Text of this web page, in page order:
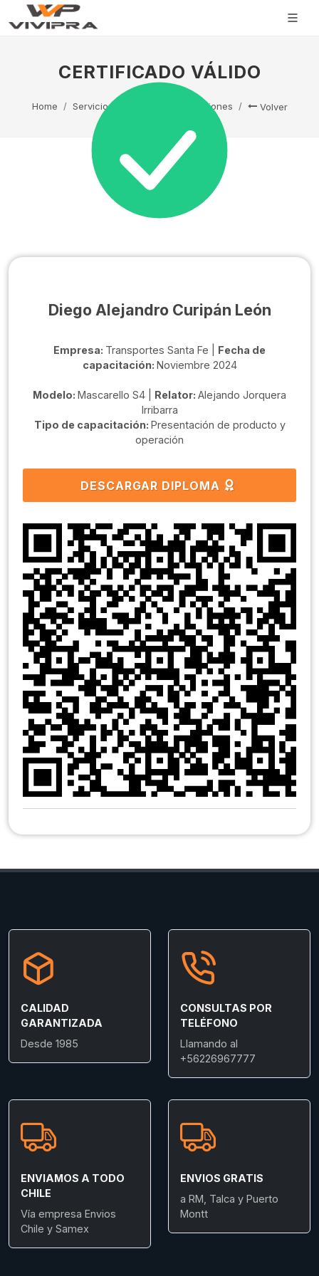
CERTIFICADO VÁLIDO
Home Servicio Técnico Capacitaciones Volver
Diego Alejandro Curipán León
Empresa: Transportes Santa Fe | Fecha de
capacitación: Noviembre 2024
Modelo: Mascarello S4 | Relator: Alejando Jorquera
Irribarra
Tipo de capacitación: Presentación de producto y
operación
DESCARGAR DIPLOMA
CALIDAD
GARANTIZADA
Desde 1985
CONSULTAS POR
TELÉFONO
Llamando al
+56226967777
ENVIAMOS A TODO
CHILE
Vía empresa Envios
Chile y Samex
ENVIOS GRATIS
a RM, Talca y Puerto
Montt